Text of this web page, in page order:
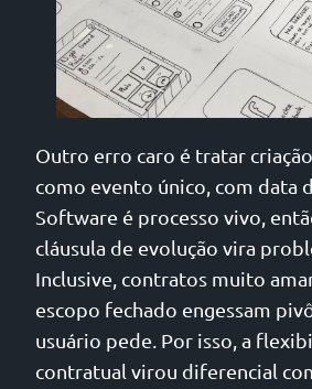
Outro erro caro é tratar
como evento único, com data
Software é processo vivo,
cláusula de evolução vira
Inclusive, contratos muito
escopo fechado engessam
usuário pede. Por isso, a
contratual virou diferencial